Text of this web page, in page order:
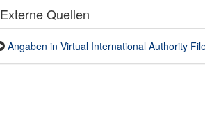
Externe Quellen
Angaben in Virtual International Authority